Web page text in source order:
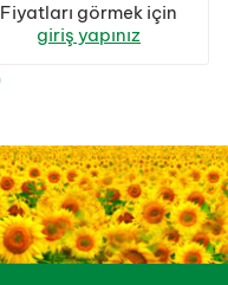
Fiyatları görmek için
giriş yapınız